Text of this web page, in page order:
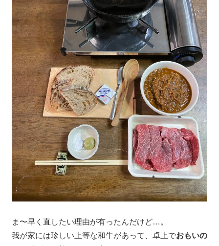
ま〜早く直したい理由が有ったんだけど…。
我が家には珍しい上等な和牛があって、卓上でおもいの